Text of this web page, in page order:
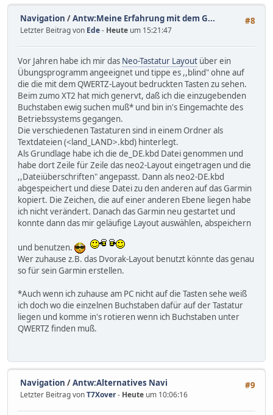
#8
Navigation /Antw:Meine Erfahrung mit dem G...
Letzter Beitrag von Ede- Heute um 15:21:47
Vor Jahren habe ich mir das Neo-Tastatur Layout über ein
Übungsprogramm angeeignet und tippe es ,,blind" ohne auf
die die mit dem QWERTZ-Layout bedruckten Tasten zu sehen.
Beim zumo XT2 hat mich genervt, daß ich die einzugebenden
Buchstaben ewig suchen muß* und bin in's Eingemachte des
Betriebssystems gegangen.
Die verschiedenen Tastaturen sind in einem Ordner als
Textdateien (<land_LAND>.kbd) hinterlegt.
Als Grundlage habe ich die de_DE.kbd Datei genommen und
habe dort Zeile für Zeile das neo2-Layout eingetragen und die
,,Dateiüberschriften" angepasst. Dann als neo2-DE.kbd
abgespeichert und diese Datei zu den anderen auf das Garmin
kopiert. Die Zeichen, die auf einer anderen Ebene liegen habe
ich nicht verändert. Danach das Garmin neu gestartet und
konnte dann das mir geläufige Layout auswählen, abspeichern
und benutzen.
Wer zuhause z.B. das Dvorak-Layout benutzt könnte das genau
so für sein Garmin erstellen.
*Auch wenn ich zuhause am PC nicht auf die Tasten sehe weiß
ich doch wo die einzelnen Buchstaben dafür auf der Tastatur
liegen und komme in's rotieren wenn ich Buchstaben unter
QWERTZ finden muß.
#9
Navigation /Antw:Alternatives Navi
Letzter Beitrag vonT7Xover- Heute um 10:06:16